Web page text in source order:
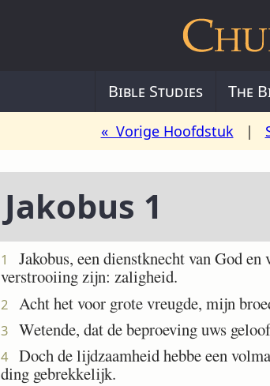
Bible Studies The
« Vorige Hoofdstuk|
Jakobus 1
1
Jakobus, een dienstknecht van God
verstrooiing zijn: zaligheid.
2 Acht het voor grote vreugde, mijn
3 Wetende, dat de beproeving uws
4
Doch de lijdzaamheid hebbe een
ding gebrekkelijk.